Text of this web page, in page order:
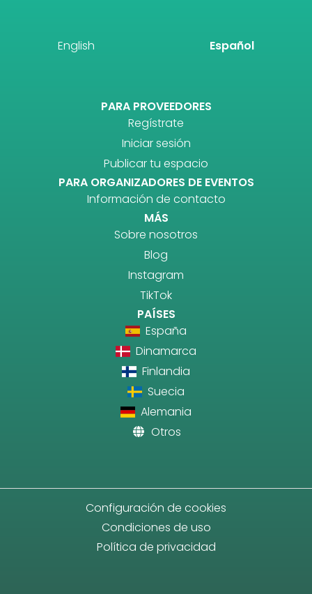
English Español
PARA PROVEEDORES
Regístrate
Iniciar sesión
Publicar tu espacio
PARA ORGANIZADORES DE EVENTOS
Información de contacto
MÁS
Sobre nosotros
Blog
Instagram
TikTok
PAÍSES
España
Dinamarca
Finlandia
Suecia
Alemania
Otros
Configuración de cookies
Condiciones de uso
Política de privacidad